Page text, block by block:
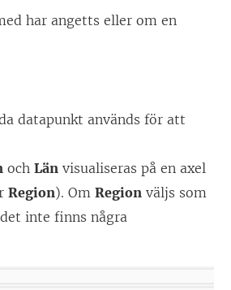
har angetts eller om en
datapunkt används för att
ochLän visualiseras på en axel
Region). OmRegion väljs som
inte finns några